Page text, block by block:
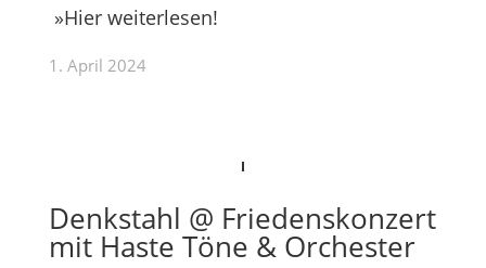
»Hier weiterlesen!
1. April 2024
Denkstahl @ Friedenskonzert
mit Haste Töne & Orchester